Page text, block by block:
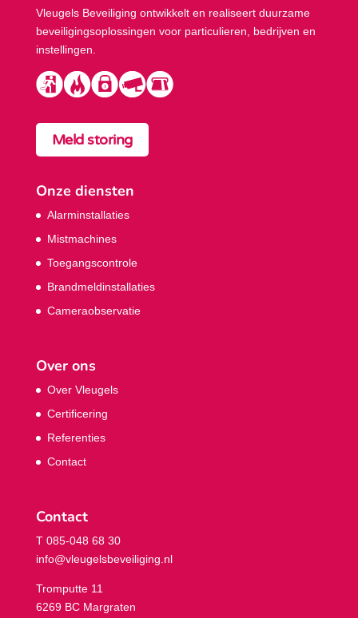
Vleugels Beveiliging ontwikkelt en realiseert duurzame
beveiligings­oplossingen voor particulieren, bedrijven en
instellingen.
Meld storing
Onze diensten
Alarminstallaties
Mistmachines
Toegangscontrole
Brandmeldinstallaties
Cameraobservatie
Over ons
Over Vleugels
Certificering
Referenties
Contact
Contact
T 085-048 68 30
info@vleugelsbeveiliging.nl
Tromputte 11
6269 BC Margraten